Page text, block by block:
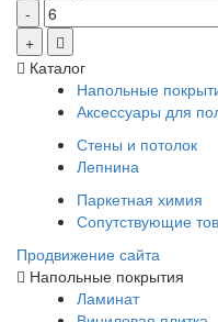
Каталог
Напольные
Аксессуары для
Стены и потолок
Лепнина
Паркетная химия
Сопутствующие
Продвижение сайта
Напольные покрытия
Ламинат